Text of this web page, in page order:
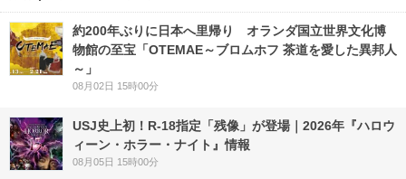
約200年ぶりに日本へ里帰り オランダ国立世界文化博
物館の至宝「OTEMAE～ブロムホフ 茶道を愛した異邦人
～」
08月02日 15時00分
USJ史上初！R-18指定「残像」が登場｜2026年『ハロウ
ィーン・ホラー・ナイト』情報
08月05日 15時00分